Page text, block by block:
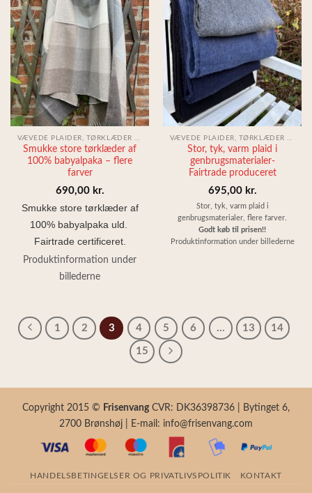
Smukke store tørklæder af
100% babyalpaka – flere
farver
690,00 kr.
Smukke store tørklæder af
100% babyalpaka uld.
Fairtrade certificeret.
Produktinformation under
billederne
Stor, tyk, varm plaid i
genbrugsmaterialer-
Fairtrade produceret
695,00 kr.
Stor, tyk, varm plaid i
genbrugsmaterialer, flere farver.
Godt køb til prisen!!
Produktinformation under billederne
1 2 3 4 5 6 … 13 14
15
Copyright 2015 © FrisenvangCVR: DK36398736 | Bytinget 6,
2700 Brønshøj | E-mail: info@frisenvang.com
HANDELSBETINGELSER OG PRIVATLIVSPOLITIK KONTAKT